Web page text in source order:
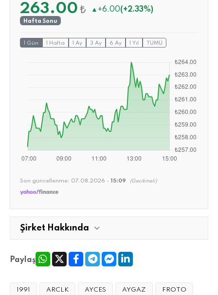
263.00 ₺ ▲ +6.00(+2.33%)
Hafta Sonu
1 Gün 1 Hafta 1 Ay 3 Ay 6 Ay 1 Yıl TÜMÜ
Son güncellenme: 07.08.2026 - 15:09 (Gecikmeli)
Şirket Hakkında
Paylaş
1991 ARCLK AYCES AYGAZ FROTO